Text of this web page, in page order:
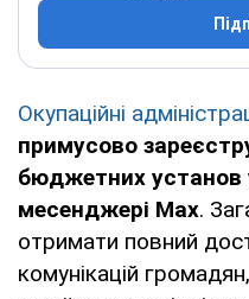
Окупаційні
примусово
бюджетних установ
месенджері Max.
отримати повний
комунікацій